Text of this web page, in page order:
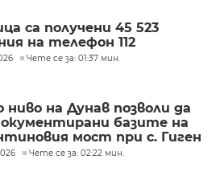
са получени 45 523
на телефон 112
Чете се за: 01:37 мин.
ниво на Дунав позволи да
базите на
мост при с. Гиген
Чете се за: 02:22 мин.